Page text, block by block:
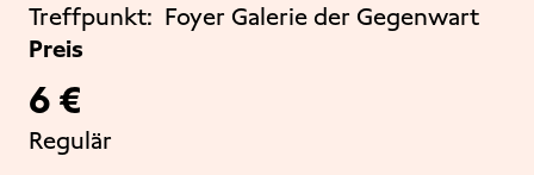
Treffpunkt: Foyer Galerie der Gegenwart
Preis
6 €
Regulär